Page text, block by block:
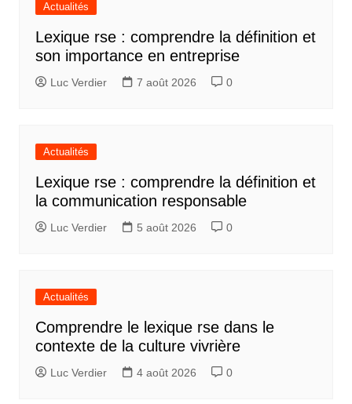
Actualités
Lexique rse : comprendre la définition et
son importance en entreprise
Luc Verdier 7 août 2026 0
Actualités
Lexique rse : comprendre la définition et
la communication responsable
Luc Verdier 5 août 2026 0
Actualités
Comprendre le lexique rse dans le
contexte de la culture vivrière
Luc Verdier 4 août 2026 0